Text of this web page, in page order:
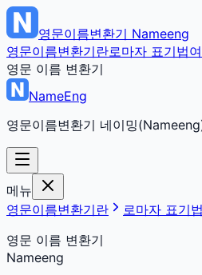
영문이름변환기 Nameeng
영문이름변환기란로마자 표기법
영문 이름 변환기
NameEng
영문이름변환기 네이밍
메뉴
영문이름변환기란
로마자 표기법
영문 이름 변환기
Nameeng